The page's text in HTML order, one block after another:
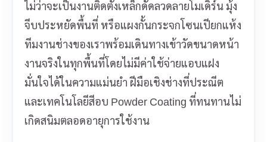
ไม่ว่าจะเป็นงานติดตั้งเหล็กดัดลวดลายโมเดิร์น มุ้ง
จีบประหยัดพื้นที่ หรือแผงกั้นกระจกโซนเปียกแห้ง
ทีมงานช่างของเราพร้อมเดินทางเข้าวัดขนาดหน้า
งานจริงในทุกพื้นที่โดยไม่มีค่าใช้จ่ายแอบแฝง
มั่นใจได้ในความแม่นยำ ฝีมือเชิงช่างที่ประณีต
และเทคโนโลยีสีอบ Powder Coating ที่ทนทานไม่
เกิดสนิมตลอดอายุการใช้งาน